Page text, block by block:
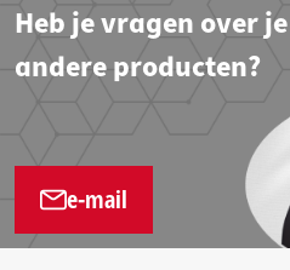
Heb je vragen over
andere producten?
e-mail